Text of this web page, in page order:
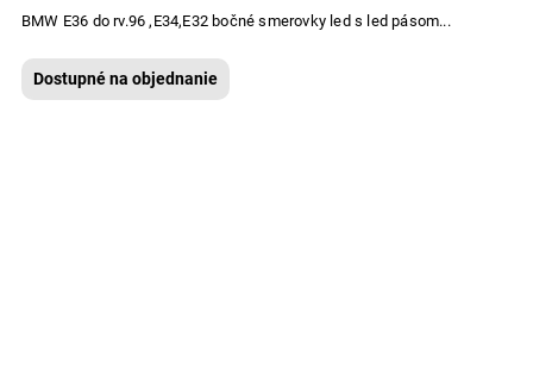
BMW E36 do rv.96 ,E34,E32 bočné smerovky led s led pásom...
Dostupné na objednanie